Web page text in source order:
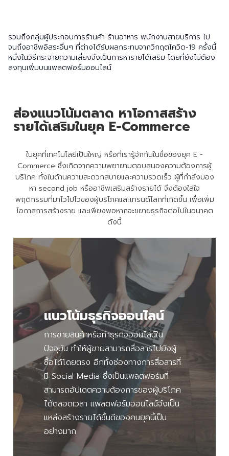
รวมถึงกลุ่มผู้ประกอบการร้านค้า ร้านอาหาร พนักงานสายบริการ ไป
จนถึงอาชีพอิสระอื่นๆ ที่ต่างได้รับผลกระทบจากวิกฤตโควิด-19 ครั้งนี้
หนึ่งในวิธีกระจายความเสี่ยงจึงเป็นการหารายได้เสริม โดยที่ยังไม่ต้อง
ลงทุนเพิ่มบนแพลตฟอร์มออนไลน์
ส่องแนวโน้มตลาด หาโอกาสสร้าง
รายได้เสริมในยุค E-Commerce
ในยุคที่เทคโนโลยีเป็นใหญ่ หรือที่เรารู้จักกันในชื่อของยุค E -
Commerce ซึ่งเกิดจากความพยายามตอบสนองความต้องการผู้
บริโภค ทั้งในด้านความสะดวกสบายและความรวดเร็ว ผู้ที่กำลังมอง
หา second job หรืออาชีพเสริมสร้างรายได้ จึงต้องใส่ใจ
พฤติกรรมที่มาไวไปไวของผู้บริโภคและเทรนด์โลกที่เกิดขึ้น เพื่อเพิ่ม
โอกาสการสร้างราย และเพียงพอหากจะขยายธุรกิจต่อไปในอนาคต
ดังนี้
แนวโน้มธุรกิจออนไลน์
การขายสินค้าหรือทำธุรกิจออนไลน์ใน
ปัจจุบัน ทำให้ผู้ขายสามารถสื่อสารไปยังผู้
ซื้อได้โดยตรง อีกทั้งช่องทางการสื่อสารที่
มี Social Media ซึ่งเป็นแพลตฟอร์มที่
สามารถอัปเดตความต้องการของผู้บริโภค
ได้ตลอดเวลา แพลตฟอร์มออนไลน์จึงเป็น
แหล่งสร้างรายได้ชั้นดีของคนยุคนี้เป็น
อย่างมาก